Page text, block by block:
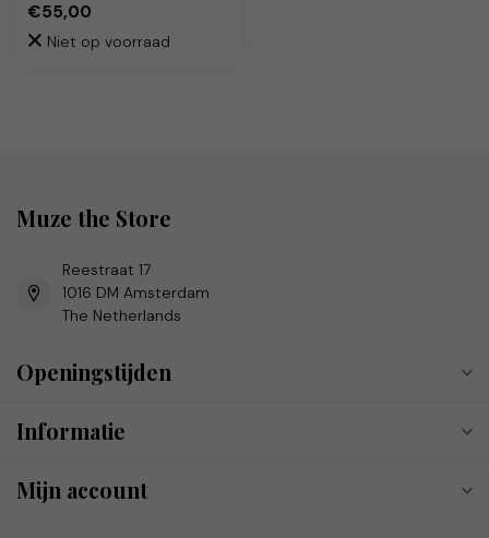
€55,00
Niet op voorraad
Muze the Store
Reestraat 17
1016 DM Amsterdam
The Netherlands
Openingstijden
Informatie
Mijn account